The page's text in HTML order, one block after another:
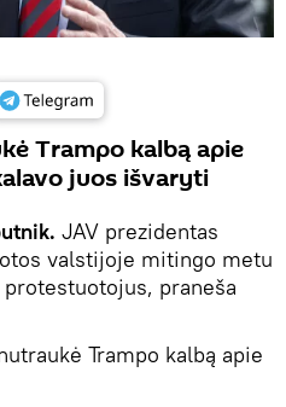
Trampo kalbą apie
juos išvaryti
JAV prezidentas
valstijoje mitingo metu
praneša
Trampo kalbą apie